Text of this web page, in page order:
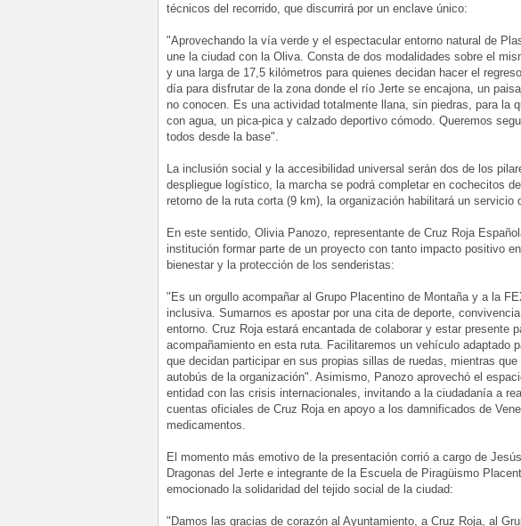
técnicos del recorrido, que discurrirá por un enclave único:
"Aprovechando la vía verde y el espectacular entorno natural de
une la ciudad con la Oliva. Consta de dos modalidades sobre el
y una larga de 17,5 kilómetros para quienes decidan hacer el
día para disfrutar de la zona donde el río Jerte se encajona, un
no conocen. Es una actividad totalmente llana, sin piedras, para la
con agua, un pica-pica y calzado deportivo cómodo. Queremos
todos desde la base".
La inclusión social y la accesibilidad universal serán dos de los
despliegue logístico, la marcha se podrá completar en cochecitos
retorno de la ruta corta (9 km), la organización habilitará un servicio
En este sentido, Olivia Panozo, representante de Cruz Roja
institución formar parte de un proyecto con tanto impacto positivo
bienestar y la protección de los senderistas:
"Es un orgullo acompañar al Grupo Placentino de Montaña y a la
inclusiva. Sumarnos es apostar por una cita de deporte,
entorno. Cruz Roja estará encantada de colaborar y estar presente
acompañamiento en esta ruta. Facilitaremos un vehículo adaptado
que decidan participar en sus propias sillas de ruedas, mientras
autobús de la organización". Asimismo, Panozo aprovechó el
entidad con las crisis internacionales, invitando a la ciudadanía a
cuentas oficiales de Cruz Roja en apoyo a los damnificados de
medicamentos.
El momento más emotivo de la presentación corrió a cargo de
Dragonas del Jerte e integrante de la Escuela de Piragüismo
emocionado la solidaridad del tejido social de la ciudad:
"Damos las gracias de corazón al Ayuntamiento, a Cruz Roja, al